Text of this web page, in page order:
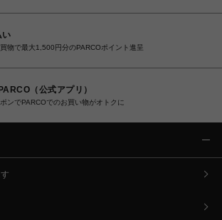
い
物で最大1,500円分のPARCOポイント進呈
（公式アプリ）
ンでPARCOでのお買い物がオトクに